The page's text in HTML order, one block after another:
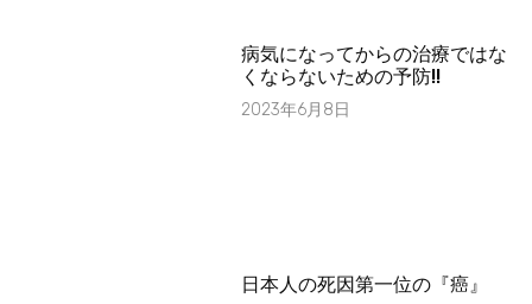
病気になってからの治療ではな
くならないための予防!!
2023年6月8日
日本人の死因第一位の『癌』